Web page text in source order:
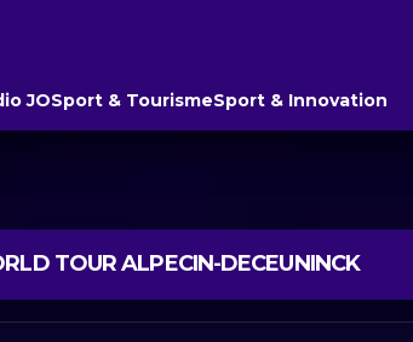
JOSport & TourismeSport & Innovation
TOUR ALPECIN-DECEUNINCK